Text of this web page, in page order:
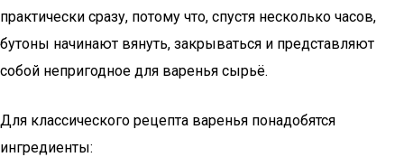
практически сразу, потому что, спустя несколько часов,
бутоны начинают вянуть, закрываться и представляют
собой непригодное для варенья сырьё.
Для классического рецепта варенья понадобятся
ингредиенты: